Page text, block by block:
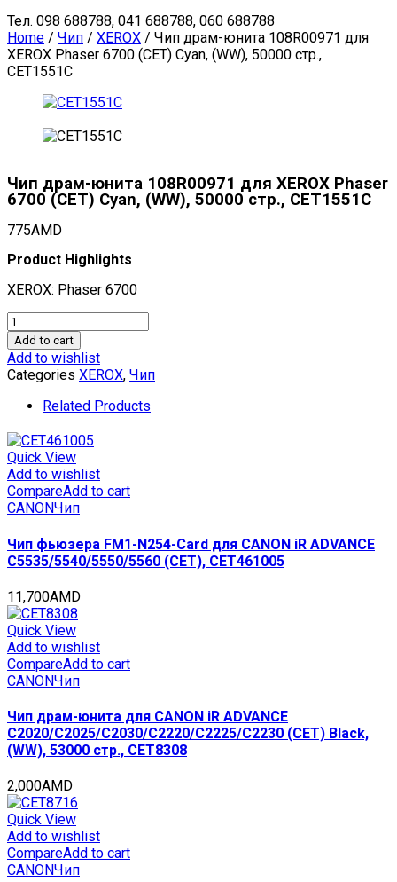
Тел. 098 688788, 041 688788, 060 688788
Home / Чип / XEROX / Чип драм-юнита 108R00971 для
XEROX Phaser 6700 (CET) Cyan, (WW), 50000 стр.,
CET1551C
Чип драм-юнита 108R00971 для XEROX Phaser
6700 (CET) Cyan, (WW), 50000 стр., CET1551C
775AMD
Product Highlights
XEROX: Phaser 6700
Чип
драм-
юнита
108R00971
XEROX
6700
(CET)
Cyan,
(WW),
50000
CET1551C
quantity
Add to cart
Add to wishlist
Categories XEROX, Чип
Related Products
Quick View
Add to wishlist
CompareAdd to cart
CANONЧип
Чип фьюзера FM1-N254-Card для CANON iR ADVANCE
C5535/5540/5550/5560 (CET), CET461005
11,700AMD
Quick View
Add to wishlist
CompareAdd to cart
CANONЧип
Чип драм-юнита для CANON iR ADVANCE
C2020/C2025/C2030/C2220/C2225/C2230 (CET) Black,
(WW), 53000 стр., CET8308
2,000AMD
Quick View
Add to wishlist
CompareAdd to cart
CANONЧип